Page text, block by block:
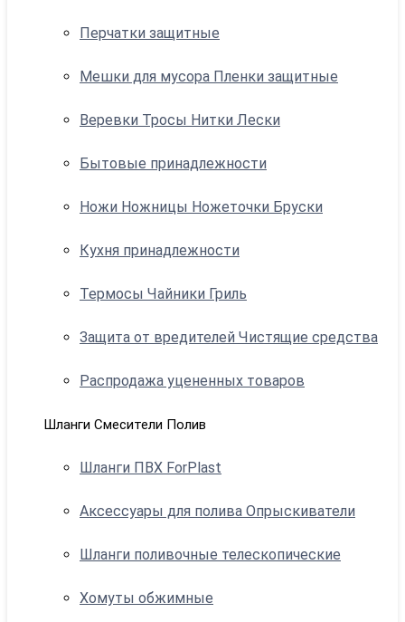
Перчатки защитные
Мешки для мусора Пленки защитные
Веревки Тросы Нитки Лески
Бытовые принадлежности
Ножи Ножницы Ножеточки Бруски
Кухня принадлежности
Термосы Чайники Гриль
Защита от вредителей Чистящие средства
Распродажа уцененных товаров
Шланги Смесители Полив
Шланги ПВХ ForPlast
Аксессуары для полива Опрыскиватели
Шланги поливочные телескопические
Хомуты обжимные